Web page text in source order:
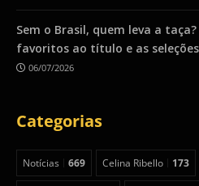
Sem o Brasil, quem leva a
favoritos ao título e as
06/07/2026
Categorias
Notícias 669 Celina Ribello 173